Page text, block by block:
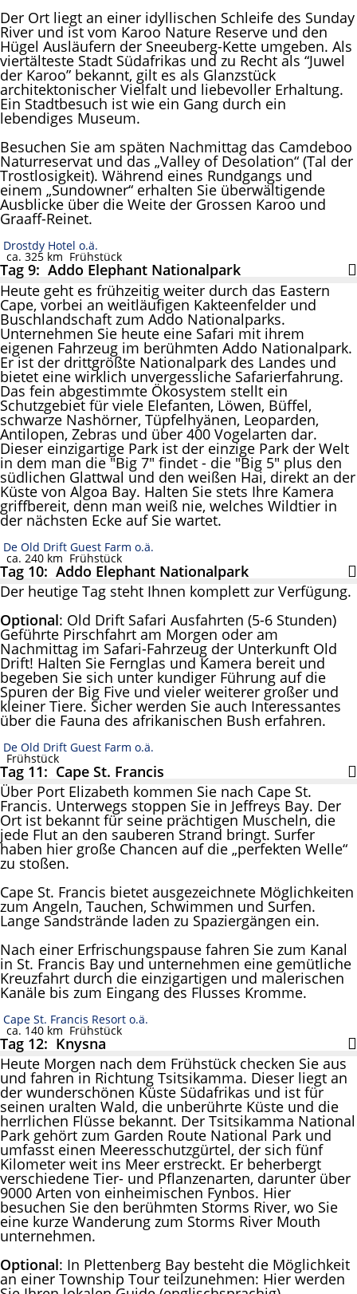
Der Ort liegt an einer idyllischen Schleife des Sunday
River und ist vom Karoo Nature Reserve und den
Hügel Ausläufern der Sneeuberg-Kette umgeben. Als
viertälteste Stadt Südafrikas und zu Recht als “Juwel
der Karoo” bekannt, gilt es als Glanzstück
architektonischer Vielfalt und liebevoller Erhaltung.
Ein Stadtbesuch ist wie ein Gang durch ein
lebendiges Museum.
Besuchen Sie am späten Nachmittag das Camdeboo
Naturreservat und das „Valley of Desolation“ (Tal der
Trostlosigkeit). Während eines Rundgangs und
einem „Sundowner“ erhalten Sie überwältigende
Ausblicke über die Weite der Grossen Karoo und
Graaff-Reinet.
Drostdy Hotel o.ä.
ca. 325 km Frühstück
Tag 9: Addo Elephant Nationalpark
Heute geht es frühzeitig weiter durch das Eastern
Cape, vorbei an weitläufigen Kakteenfelder und
Buschlandschaft zum Addo Nationalparks.
Unternehmen Sie heute eine Safari mit ihrem
eigenen Fahrzeug im berühmten Addo Nationalpark.
Er ist der drittgrößte Nationalpark des Landes und
bietet eine wirklich unvergessliche Safarierfahrung.
Das fein abgestimmte Ökosystem stellt ein
Schutzgebiet für viele Elefanten, Löwen, Büffel,
schwarze Nashörner, Tüpfelhyänen, Leoparden,
Antilopen, Zebras und über 400 Vogelarten dar.
Dieser einzigartige Park ist der einzige Park der Welt
in dem man die "Big 7" findet - die "Big 5" plus den
südlichen Glattwal und den weißen Hai, direkt an der
Küste von Algoa Bay. Halten Sie stets Ihre Kamera
griffbereit, denn man weiß nie, welches Wildtier in
der nächsten Ecke auf Sie wartet.
De Old Drift Guest Farm o.ä.
ca. 240 km Frühstück
Tag 10: Addo Elephant Nationalpark
Der heutige Tag steht Ihnen komplett zur Verfügung.
Optional: Old Drift Safari Ausfahrten (5-6 Stunden)
Geführte Pirschfahrt am Morgen oder am
Nachmittag im Safari-Fahrzeug der Unterkunft Old
Drift! Halten Sie Fernglas und Kamera bereit und
begeben Sie sich unter kundiger Führung auf die
Spuren der Big Five und vieler weiterer großer und
kleiner Tiere. Sicher werden Sie auch Interessantes
über die Fauna des afrikanischen Bush erfahren.
De Old Drift Guest Farm o.ä.
Frühstück
Tag 11: Cape St. Francis
Über Port Elizabeth kommen Sie nach Cape St.
Francis. Unterwegs stoppen Sie in Jeffreys Bay. Der
Ort ist bekannt für seine prächtigen Muscheln, die
jede Flut an den sauberen Strand bringt. Surfer
haben hier große Chancen auf die „perfekten Welle“
zu stoßen.
Cape St. Francis bietet ausgezeichnete Möglichkeiten
zum Angeln, Tauchen, Schwimmen und Surfen.
Lange Sandstrände laden zu Spaziergängen ein.
Nach einer Erfrischungspause fahren Sie zum Kanal
in St. Francis Bay und unternehmen eine gemütliche
Kreuzfahrt durch die einzigartigen und malerischen
Kanäle bis zum Eingang des Flusses Kromme.
Cape St. Francis Resort o.ä.
ca. 140 km Frühstück
Tag 12: Knysna
Heute Morgen nach dem Frühstück checken Sie aus
und fahren in Richtung Tsitsikamma. Dieser liegt an
der wunderschönen Küste Südafrikas und ist für
seinen uralten Wald, die unberührte Küste und die
herrlichen Flüsse bekannt. Der Tsitsikamma National
Park gehört zum Garden Route National Park und
umfasst einen Meeresschutzgürtel, der sich fünf
Kilometer weit ins Meer erstreckt. Er beherbergt
verschiedene Tier- und Pflanzenarten, darunter über
9000 Arten von einheimischen Fynbos. Hier
besuchen Sie den berühmten Storms River, wo Sie
eine kurze Wanderung zum Storms River Mouth
unternehmen.
Optional: In Plettenberg Bay besteht die Möglichkeit
an einer Township Tour teilzunehmen: Hier werden